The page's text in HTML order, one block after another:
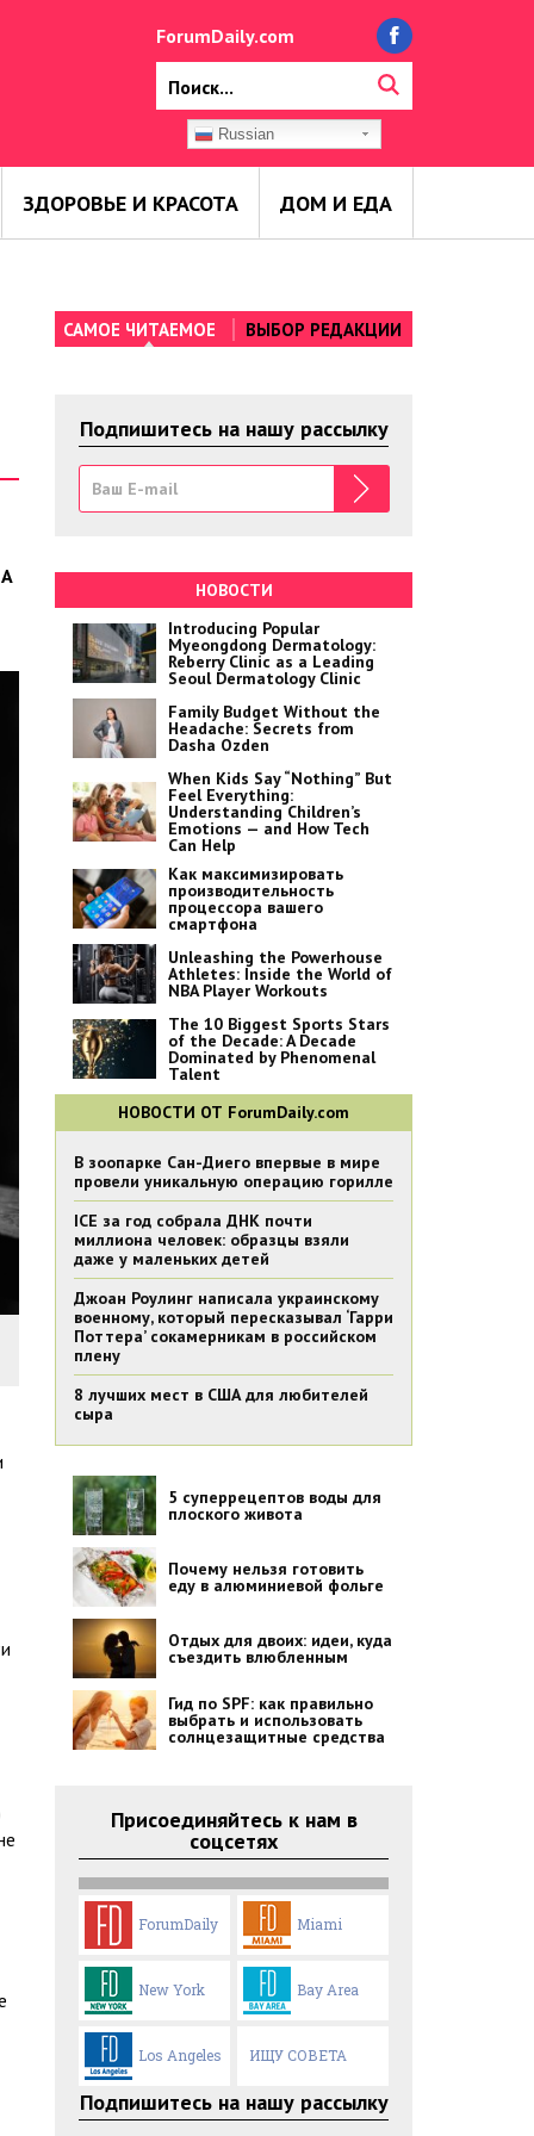
ForumDaily.com
Russian
ЗДОРОВЬЕ И КРАСОТА ДОМ И ЕДА
САМОЕ ЧИТАЕМОЕ ВЫБОР РЕДАКЦИИ
Подпишитесь на нашу рассылку
НОВОСТИ
Introducing Popular
Myeongdong Dermatology:
Reberry Clinic as a Leading
Seoul Dermatology Clinic
Family Budget Without the
Headache: Secrets from
Dasha Ozden
When Kids Say “Nothing” But
Feel Everything:
Understanding Children’s
Emotions — and How Tech
Can Help
Как максимизировать
производительность
процессора вашего
смартфона
Unleashing the Powerhouse
Athletes: Inside the World of
NBA Player Workouts
The 10 Biggest Sports Stars
of the Decade: A Decade
Dominated by Phenomenal
Talent
НОВОСТИ ОТ ForumDaily.com
В зоопарке Сан-Диего впервые в мире
провели уникальную операцию горилле
ICE за год собрала ДНК почти
миллиона человек: образцы взяли
даже у маленьких детей
Джоан Роулинг написала украинскому
военному, который пересказывал ‘Гарри
Поттера’ сокамерникам в российском
плену
8 лучших мест в США для любителей
сыра
5 суперрецептов воды для
плоского живота
Почему нельзя готовить
еду в алюминиевой фольге
Отдых для двоих: идеи, куда
съездить влюбленным
Гид по SPF: как правильно
выбрать и использовать
солнцезащитные средства
Присоединяйтесь к нам в
соцсетях
ForumDaily Miami
New York Bay Area
Los Angeles ИЩУ СОВЕТА
Подпишитесь на нашу рассылку